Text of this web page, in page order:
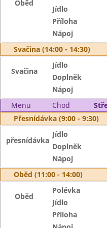
Oběd
Jídlo
Příloha
Nápoj
Svačina (14:00 - 14:30)
Svačina
Jídlo
Doplněk
Nápoj
Menu
Chod
Přesnídávka (9:00 - 9:30)
přesnídávka
Jídlo
Doplněk
Nápoj
Oběd (11:00 - 14:00)
Oběd
Polévka
Jídlo
Příloha